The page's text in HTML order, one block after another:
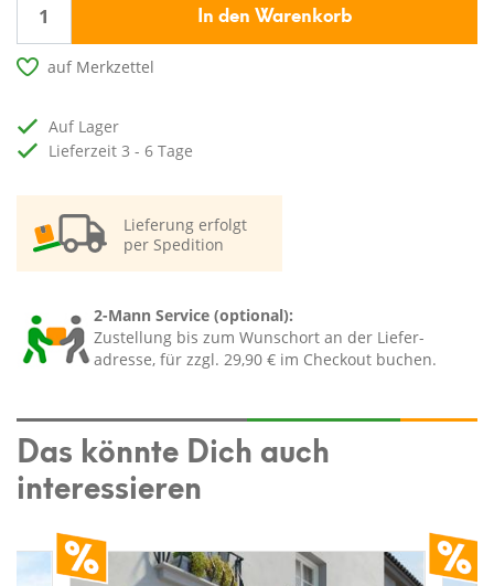
In den Warenkorb
auf Merkzettel
auf Lager
Lieferzeit 3 - 6 Tage
Lieferung erfolgt
per Spedition
2-Mann Service (optional):
Zustellung bis zum Wunschort an der Liefer-
adresse, für zzgl. 29,90 € im Checkout buchen.
Das könnte Dich auch
interessieren